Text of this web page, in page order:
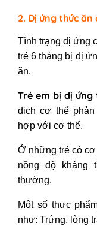
2. Dị ứng thức ăn
Tình trạng dị ứng
trẻ 6 tháng bị dị
ăn.
Trẻ em bị dị ứng
dịch cơ thể
hợp với cơ thể.
Ở những trẻ có
nồng độ kháng
thường.
Một số thực
như: Trứng, lòng